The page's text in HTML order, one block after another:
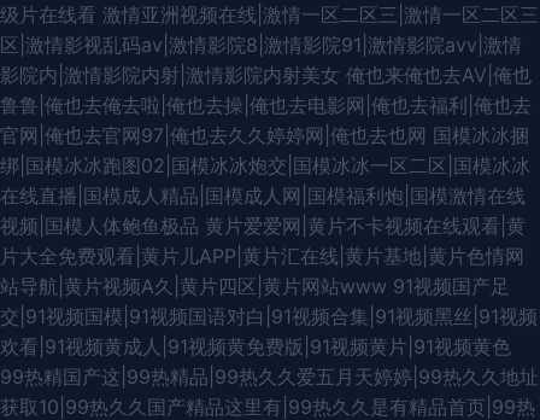
级片在线看 激情亚洲视频在线|激情一区二区三|激情一区二区三
区|激情影视乱码av|激情影院8|激情影院91|激情影院avv|激情
影院内|激情影院内射|激情影院内射美女 俺也来俺也去AV|俺也
鲁鲁|俺也去俺去啦|俺也去操|俺也去电影网|俺也去福利|俺也去
官网|俺也去官网97|俺也去久久婷婷网|俺也去也网 国模冰冰捆
绑|国模冰冰跑图02|国模冰冰炮交|国模冰冰一区二区|国模冰冰
在线直播|国模成人精品|国模成人网|国模福利炮|国模激情在线
视频|国模人体鲍鱼极品 黄片爱爱网|黄片不卡视频在线观看|黄
片大全免费观看|黄片儿APP|黄片汇在线|黄片基地|黄片色情网
站导航|黄片视频A久|黄片四区|黄片网站www 91视频国产足
交|91视频国模|91视频国语对白|91视频合集|91视频黑丝|91视频
欢看|91视频黄成人|91视频黄免费版|91视频黄片|91视频黄色
99热精国产这|99热精品|99热久久爱五月天婷婷|99热久久地址
获取10|99热久久国产精品这里有|99热久久是有精品首页|99热